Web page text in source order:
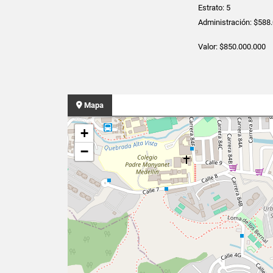
Estrato: 5
Administración:
Valor: $850.000.000
Mapa
+
−